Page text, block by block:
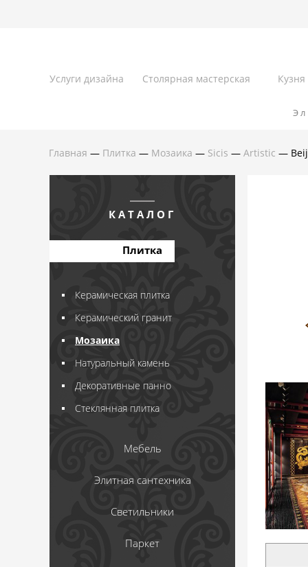
Услуги дизайна Столярная мастерская Кузня
Главная — Плитка — Мозаика — Sicis — Artistic —
КАТАЛОГ
Плитка
Керамическая плитка
Керамический гранит
Мозаика
Натуральный камень
Декоративные панно
Стеклянная плитка
Мебель
Элитная сантехника
Светильники
Паркет